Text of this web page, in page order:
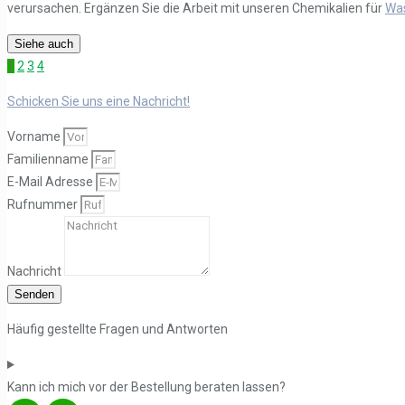
verursachen. Ergänzen Sie die Arbeit mit unseren Chemikalien für
Wir helfen Ihnen
Bei Alron finden Sie Produkte, die speziell für die Behandlung und
Kontaktieren Sie uns
Siehe auch
1 2 3 4
Schicken Sie uns eine Nachricht!
Vorname
Familienname
E-Mail Adresse
Rufnummer
Nachricht
Senden
Häufig gestellte Fragen und Antworten
Kann ich mich vor der Bestellung beraten lassen?